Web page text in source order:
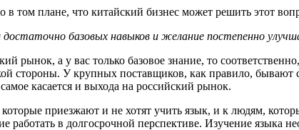
том плане, что китайский бизнес может решить этот
базовых навыков и желание постепенно
рынок, а у вас только базовое знание, то
стороны. У крупных поставщиков, как правило,
касается и выхода на российский рынок.
приезжают и не хотят учить язык, и к людям,
работать в долгосрочной перспективе. Изучение языка